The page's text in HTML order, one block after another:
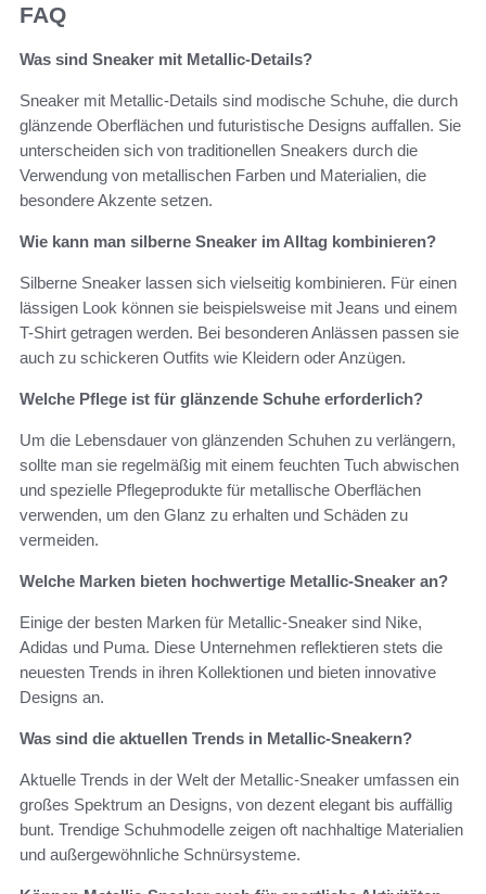
FAQ
Was sind Sneaker mit Metallic-Details?
Sneaker mit Metallic-Details sind modische Schuhe, die durch
glänzende Oberflächen und futuristische Designs auffallen. Sie
unterscheiden sich von traditionellen Sneakers durch die
Verwendung von metallischen Farben und Materialien, die
besondere Akzente setzen.
Wie kann man silberne Sneaker im Alltag kombinieren?
Silberne Sneaker lassen sich vielseitig kombinieren. Für einen
lässigen Look können sie beispielsweise mit Jeans und einem
T-Shirt getragen werden. Bei besonderen Anlässen passen sie
auch zu schickeren Outfits wie Kleidern oder Anzügen.
Welche Pflege ist für glänzende Schuhe erforderlich?
Um die Lebensdauer von glänzenden Schuhen zu verlängern,
sollte man sie regelmäßig mit einem feuchten Tuch abwischen
und spezielle Pflegeprodukte für metallische Oberflächen
verwenden, um den Glanz zu erhalten und Schäden zu
vermeiden.
Welche Marken bieten hochwertige Metallic-Sneaker an?
Einige der besten Marken für Metallic-Sneaker sind Nike,
Adidas und Puma. Diese Unternehmen reflektieren stets die
neuesten Trends in ihren Kollektionen und bieten innovative
Designs an.
Was sind die aktuellen Trends in Metallic-Sneakern?
Aktuelle Trends in der Welt der Metallic-Sneaker umfassen ein
großes Spektrum an Designs, von dezent elegant bis auffällig
bunt. Trendige Schuhmodelle zeigen oft nachhaltige Materialien
und außergewöhnliche Schnürsysteme.